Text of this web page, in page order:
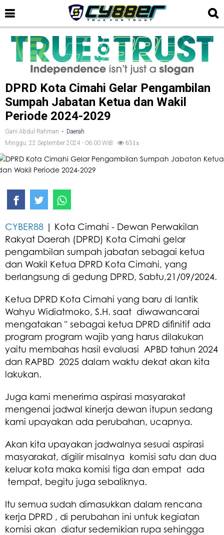
DPRD Kota Cimahi Gelar Pengambilan
Sumpah Jabatan Ketua dan Wakil
Periode 2024-2029
Gani Abdul Rahman - Daerah
Minggu, 22 September 2024 - 06:00 WIB
651x
CYBER88 | Kota Cimahi - Dewan Perwakilan
Rakyat Daerah (DPRD) Kota Cimahi gelar
pengambilan sumpah jabatan sebagai ketua
dan Wakil Ketua DPRD Kota Cimahi, yang
berlangsung di gedung DPRD, Sabtu,21/09/2024.
Ketua DPRD Kota Cimahi yang baru di lantik
Wahyu Widiatmoko, S.H. saat diwawancarai
mengatakan " sebagai ketua DPRD difinitif ada
program program wajib yang harus dilakukan
yaitu membahas hasil evaluasi APBD tahun 2024
dan RAPBD 2025 dalam waktu dekat akan kita
lakukan.
Juga kami menerima aspirasi masyarakat
mengenai jadwal kinerja dewan itupun sedang
kami upayakan ada perubahan, ucapnya.
Akan kita upayakan jadwalnya sesuai aspirasi
masyarakat, digilir misalnya komisi satu dan dua
keluar kota maka komisi tiga dan empat ada
tempat, begitu juga sebaliknya.
Itu semua sudah dimasukkan dalam rencana
kerja DPRD , di perubahan ini untuk kegiatan
komisi akan diatur sedemikian rupa sehingga